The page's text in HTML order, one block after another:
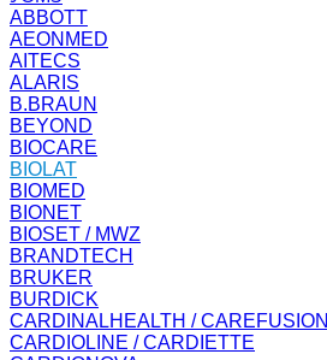
ABBOTT
AEONMED
AITECS
ALARIS
B.BRAUN
BEYOND
BIOCARE
BIOLAT
BIOMED
BIONET
BIOSET / MWZ
BRANDTECH
BRUKER
BURDICK
CARDINALHEALTH / CAREFUSION
CARDIOLINE / CARDIETTE